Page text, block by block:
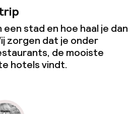
stad en hoe haal je dan
zorgen dat je onder
de mooiste
hotels vindt.